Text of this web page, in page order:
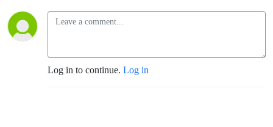
Log in to continue. Log in